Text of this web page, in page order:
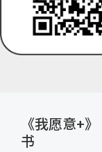
《我愿意+
书